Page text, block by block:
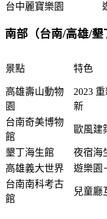
台中麗寶樂園
南部（台南/高雄/墾
景點 特色
高雄壽山動物
園
2023
新
台南奇美博物
館
歐風建
墾丁海生館 夜宿海
高雄義大世界
遊樂園
台南南科考古
館
兒童廳